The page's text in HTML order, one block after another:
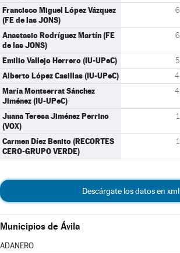
Francisco Miguel López Vázquez
(FE de las JONS)
6
Anastasio Rodríguez Martín (FE
de las JONS)
6
Emilio Vallejo Herrero (IU-UPeC) 5
Alberto López Casillas (IU-UPeC) 4
María Montserrat Sánchez
Jiménez (IU-UPeC)
4
Juana Teresa Jiménez Perrino
(VOX)
1
Carmen Díez Benito (RECORTES
CERO-GRUPO VERDE)
1
Descárgate los datos en xml
Municipios de Ávila
ADANERO